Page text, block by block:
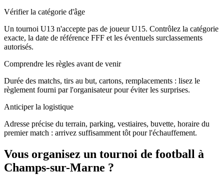
Vérifier la catégorie d'âge
Un tournoi U13 n'accepte pas de joueur U15. Contrôlez la catégorie
exacte, la date de référence FFF et les éventuels surclassements
autorisés.
Comprendre les règles avant de venir
Durée des matchs, tirs au but, cartons, remplacements : lisez le
règlement fourni par l'organisateur pour éviter les surprises.
Anticiper la logistique
Adresse précise du terrain, parking, vestiaires, buvette, horaire du
premier match : arrivez suffisamment tôt pour l'échauffement.
Vous organisez un tournoi de football à
Champs-sur-Marne ?